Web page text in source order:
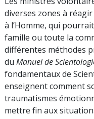
diverses zones à
à l’Homme, qui
famille ou toute la
différentes méthodes
du Manuel de
fondamentaux de
enseignent comment
traumatismes
mettre fin aux